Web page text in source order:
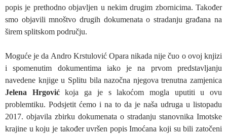
popis je prethodno objavljen u nekim drugim zbornicima. Također
smo objavili mnoštvo drugih dokumenata o stradanju građana na
širem splitskom području.
Moguće je da Andro Krstulović Opara nikada nije čuo o ovoj knjizi
i spomenutim dokumentima iako je na prvom predstavljanju
navedene knjige u Splitu bila nazočna njegova trenutna zamjenica
Jelena Hrgovićkoja ga je s lakoćom mogla uputiti u ovu
problemtiku. Podsjetit ćemo i na to da je naša udruga u listopadu
2017. objavila zbirku dokumenata o stradanju stanovnika Imotske
krajine u koju je također uvršen popis Imoćana koji su bili zatočeni